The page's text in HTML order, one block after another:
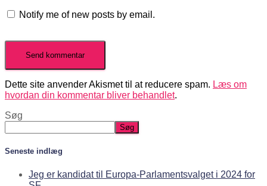
Notify me of new posts by email.
Dette site anvender Akismet til at reducere spam. Læs om
hvordan din kommentar bliver behandlet.
Søg
Søg
Seneste indlæg
Jeg er kandidat til Europa-Parlamentsvalget i 2024 for